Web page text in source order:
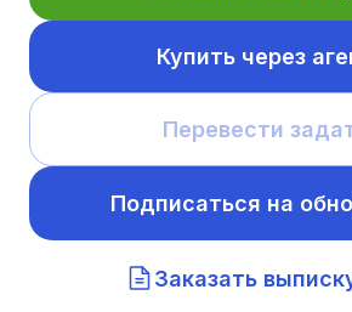
Купить через
Перевести
Подписаться на
Заказать